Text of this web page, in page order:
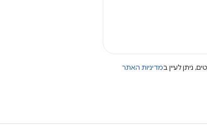
ניתן לעיין במדיניות האתר